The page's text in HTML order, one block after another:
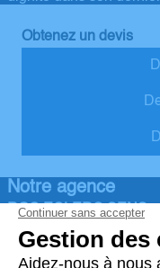
Obtenez un devis
Notre agence
ROC ECLERC SENS
03 86 83 85 94
accueil@roc-eclerc-